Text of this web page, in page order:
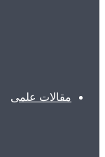
مقالات علمی